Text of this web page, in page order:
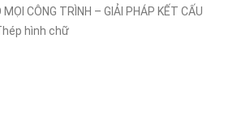
MỌI CÔNG TRÌNH – GIẢI PHÁP KẾT CẤU
hình chữ